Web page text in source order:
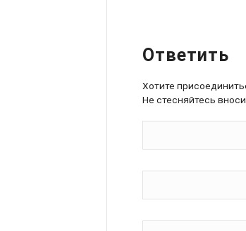
Ответить
Хотите
Не стесняйтесь